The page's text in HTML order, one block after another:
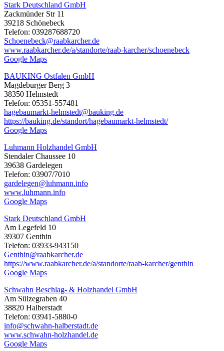
Stark Deutschland GmbH
Zackmünder Str 11
39218 Schönebeck
Telefon: 039287688720
Schoenebeck@raabkarcher.de
www.raabkarcher.de/a/standorte/raab-karcher/schoenebeck
Google Maps
BAUKING Ostfalen GmbH
Magdeburger Berg 3
38350 Helmstedt
Telefon: 05351-557481
hagebaumarkt-helmstedt@bauking.de
https://bauking.de/standort/hagebaumarkt-helmstedt/
Google Maps
Luhmann Holzhandel GmbH
Stendaler Chaussee 10
39638 Gardelegen
Telefon: 03907/7010
gardelegen@luhmann.info
www.luhmann.info
Google Maps
Stark Deutschland GmbH
Am Legefeld 10
39307 Genthin
Telefon: 03933-943150
Genthin@raabkarcher.de
https://www.raabkarcher.de/a/standorte/raab-karcher/genthin
Google Maps
Schwahn Beschlag- & Holzhandel GmbH
Am Sülzegraben 40
38820 Halberstadt
Telefon: 03941-5880-0
info@schwahn-halberstadt.de
www.schwahn-holzhandel.de
Google Maps